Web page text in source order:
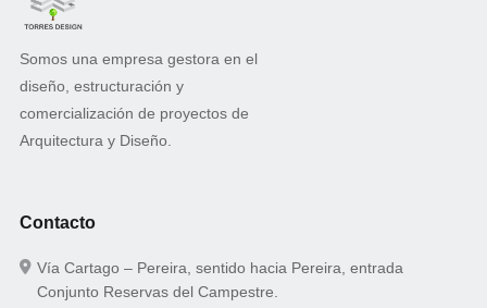
Somos una empresa gestora en el
diseño, estructuración y
comercialización de proyectos de
Arquitectura y Diseño.
Contacto
Vía Cartago – Pereira, sentido hacia Pereira, entrada
Conjunto Reservas del Campestre.